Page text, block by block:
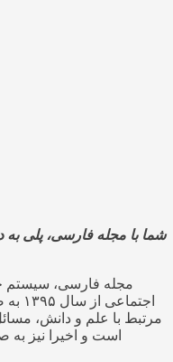
شما با مجله فارسی، پلی
مجله فارسی، سیستم
مرتبط با علم و دانش،
است و اخیرا نیز